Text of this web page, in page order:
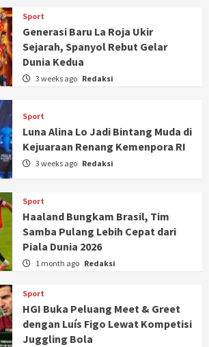
Sport
Generasi Baru La Roja Ukir
Sejarah, Spanyol Rebut Gelar
Dunia Kedua
3 weeks ago Redaksi
Sport
Luna Alina Lo Jadi Bintang Muda di
Kejuaraan Renang Kemenpora RI
3 weeks ago Redaksi
Sport
Haaland Bungkam Brasil, Tim
Samba Pulang Lebih Cepat dari
Piala Dunia 2026
1 month ago Redaksi
Sport
HGI Buka Peluang Meet & Greet
dengan Luís Figo Lewat Kompetisi
Juggling Bola